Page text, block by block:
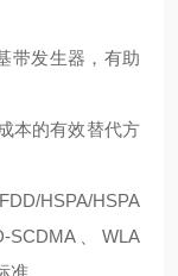
带发生器，有助
本的有效替代方
HSPA/HSPA
SCDMA、WLA
准